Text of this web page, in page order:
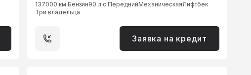
137000 км.Бензин90 л.с.ПереднийМеханическаяЛифтбек
Три владельца
Заявка на кредит